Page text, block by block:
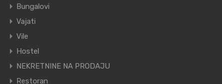
Bungalovi
Vajati
Vile
Hostel
NEKRETNINE NA PRODAJU
Restoran